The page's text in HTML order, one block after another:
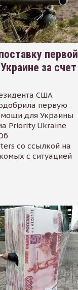
первой
за счет
США
первую
для Украины
Priority Ukraine
со ссылкой на
с ситуацией